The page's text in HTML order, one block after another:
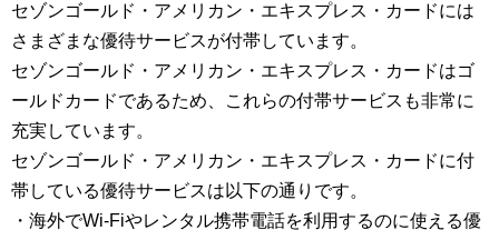
セゾンゴールド・アメリカン・エキスプレス・カードには
さまざまな優待サービスが付帯しています。
セゾンゴールド・アメリカン・エキスプレス・カードはゴ
ールドカードであるため、これらの付帯サービスも非常に
充実しています。
セゾンゴールド・アメリカン・エキスプレス・カードに付
帯している優待サービスは以下の通りです。
・海外でWi-Fiやレンタル携帯電話を利用するのに使える優